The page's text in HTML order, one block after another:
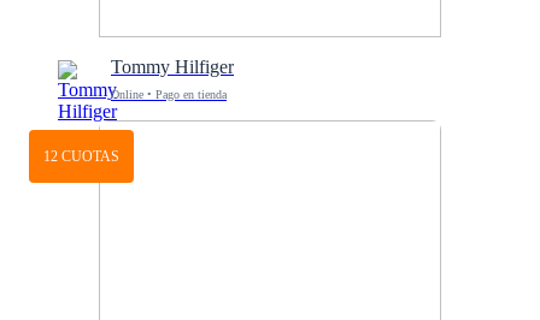
Tommy Hilfiger
Online • Pago en tienda
12 CUOTAS